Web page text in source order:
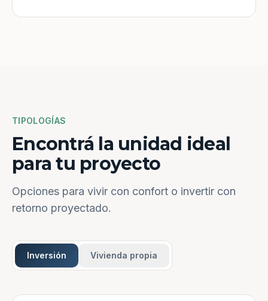
TIPOLOGÍAS
Encontrá la unidad ideal
para tu proyecto
Opciones para vivir con confort o invertir con
retorno proyectado.
Inversión Vivienda propia